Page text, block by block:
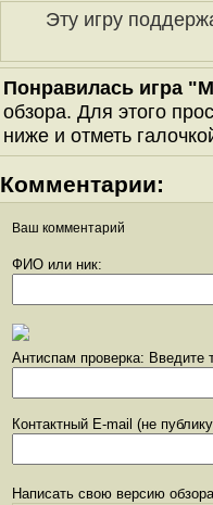
Эту игру
Понравилась игра
обзора. Для этого
ниже и отметь
Комментарии:
Ваш комментарий
ФИО или ник:
Антиспам проверка: Введите
Контактный E-mail (не
Написать свою версию